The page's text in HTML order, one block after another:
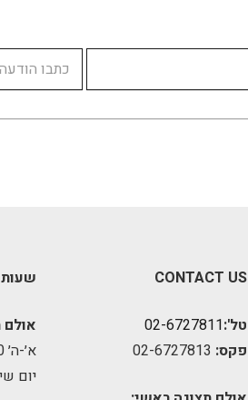
CONTACT US
טל':02-6727811
פקס:
א׳-ה׳ 09:00-17:00
יום